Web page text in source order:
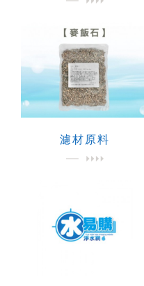
濾材原料